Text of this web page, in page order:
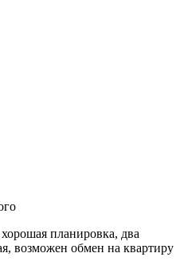
планировка, два
возможен обмен на квартиру